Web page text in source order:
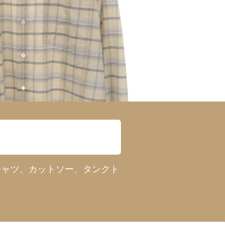
ツ、カットソー、タンクト